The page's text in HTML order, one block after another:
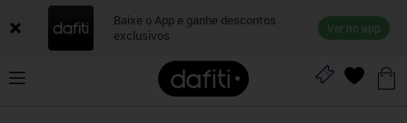
Baixe o App e ganhe descontos
exclusivos
Ver no app